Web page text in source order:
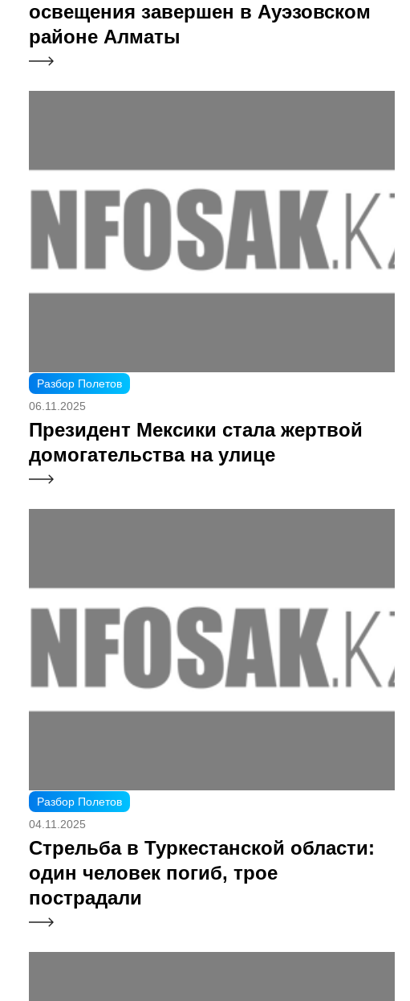
освещения завершен в Ауэзовском
районе Алматы
Разбор Полетов
06.11.2025
Президент Мексики стала жертвой
домогательства на улице
Разбор Полетов
04.11.2025
Стрельба в Туркестанской области:
один человек погиб, трое
пострадали